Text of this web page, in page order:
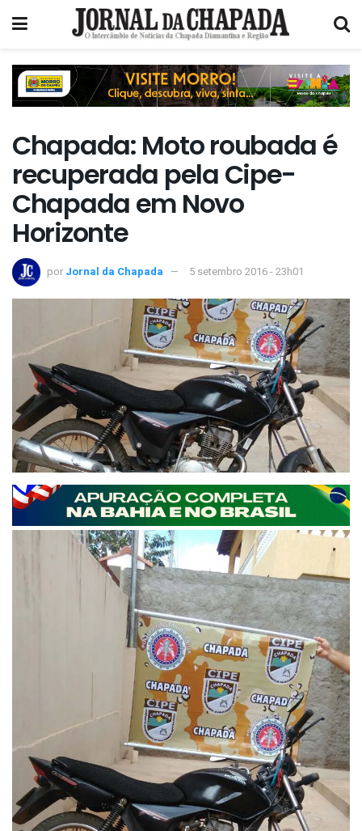
Chapada: Moto roubada é
recuperada pela Cipe-
Chapada em Novo
Horizonte
por Jornal da Chapada 5 setembro 2016 - 23h01